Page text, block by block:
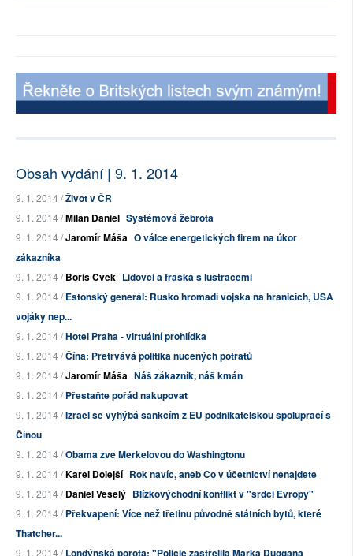
Obsah vydání | 9. 1. 2014
9. 1. 2014 /Život v ČR
9. 1. 2014 /Milan Daniel Systémová žebrota
9. 1. 2014 /Jaromír Máša O válce energetických firem na úkor
zákazníka
9. 1. 2014 /Boris Cvek Lidovci a fraška s lustracemi
9. 1. 2014 /Estonský generál: Rusko hromadí vojska na hranicích, USA
vojáky nep...
9. 1. 2014 /Hotel Praha - virtuální prohlídka
9. 1. 2014 /Čína: Přetrvává politika nucených potratů
9. 1. 2014 /Jaromír Máša Náš zákazník, náš kmán
9. 1. 2014 /Přestaňte pořád nakupovat
9. 1. 2014 /Izrael se vyhýbá sankcím z EU podnikatelskou spoluprací s
Čínou
9. 1. 2014 /Obama zve Merkelovou do Washingtonu
9. 1. 2014 /Karel Dolejší Rok navíc, aneb Co v účetnictví nenajdete
9. 1. 2014 /Daniel Veselý Blízkovýchodní konflikt v "srdci Evropy"
9. 1. 2014 /Překvapení: Více než třetinu původně státních bytů, které
Thatcher...
9. 1. 2014 /Londýnská porota: "Policie zastřelila Marka Duggana